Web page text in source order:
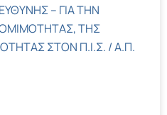
– ΓΙΑ ΤΗΝ
ΤΗΣ
ΣΤΟΝ Π.Ι.Σ. / Α.Π.